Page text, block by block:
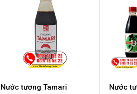
Nước tương Tamari
Nước